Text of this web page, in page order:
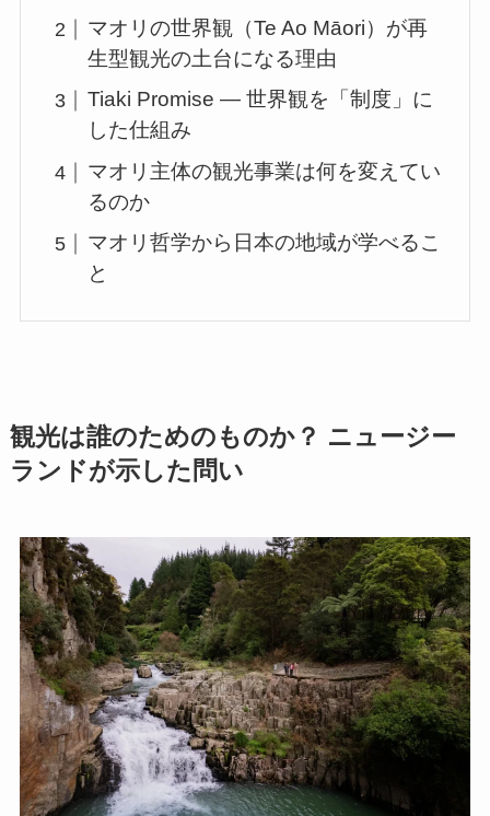
マオリの世界観（Te Ao Māori）が再
生型観光の土台になる理由
Tiaki Promise ― 世界観を「制度」に
した仕組み
マオリ主体の観光事業は何を変えてい
るのか
マオリ哲学から日本の地域が学べるこ
と
観光は誰のためのものか？ ニュージー
ランドが示した問い